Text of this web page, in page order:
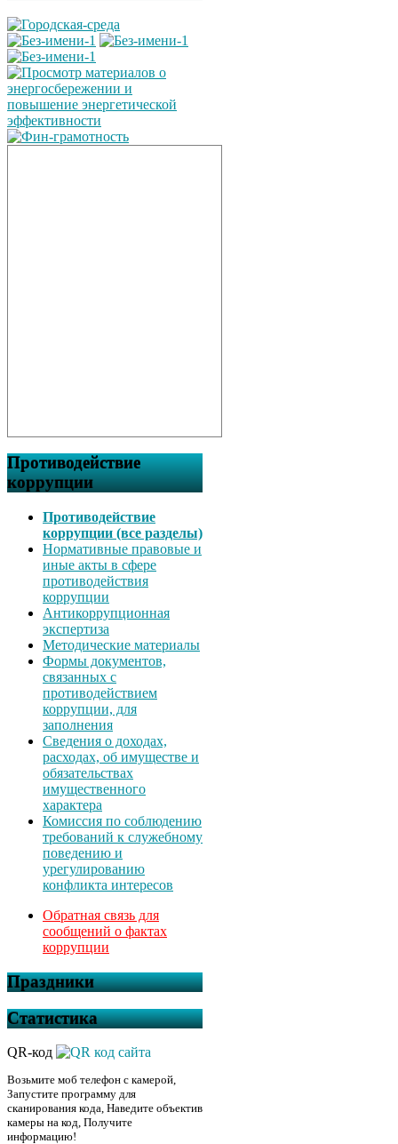
Противодействие
коррупции
Противодействие
коррупции (все разделы)
Нормативные правовые и
иные акты в сфере
противодействия
коррупции
Антикоррупционная
экспертиза
Методические материалы
Формы документов,
связанных с
противодействием
коррупции, для
заполнения
Сведения о доходах,
расходах, об имуществе и
обязательствах
имущественного
характера
Комиссия по соблюдению
требований к служебному
поведению и
урегулированию
конфликта интересов
Обратная связь для
сообщений о фактах
коррупции
Праздники
Статистика
QR-код
Возьмите моб телефон с камерой,
Запустите программу для
сканирования кода, Наведите объектив
камеры на код, Получите
информацию!